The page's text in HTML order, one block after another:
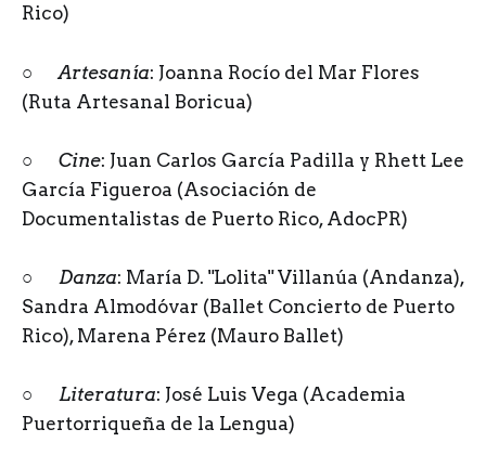
Rico)
○Artesanía: Joanna Rocío del Mar Flores
(Ruta Artesanal Boricua)
○ Cine: Juan Carlos García Padilla y Rhett Lee
García Figueroa (Asociación de
Documentalistas de Puerto Rico, AdocPR)
○ Danza: María D. "Lolita" Villanúa (Andanza),
Sandra Almodóvar (Ballet Concierto de Puerto
Rico), Marena Pérez (Mauro Ballet)
○ Literatura: José Luis Vega (Academia
Puertorriqueña de la Lengua)